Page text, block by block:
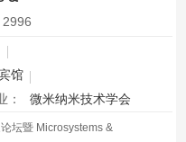
青年科学家研讨会
2996
馆
： 微米纳米技术学会
坛暨 Microsystems &